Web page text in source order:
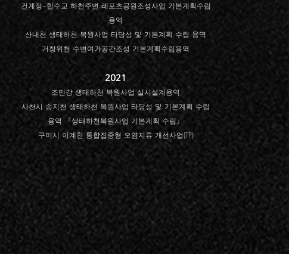
건계정~합수교 하천주변 레포츠공원조성사업 기본계획수립
용역
산내천 생태하천 복원사업 타당성 및 기본계획 수립 용역
거창위천 수변여가공간조성 기본계획수립용역
2021
조만강 생태하천 복원사업 실시설계용역
사천시 송지천 생태하천 복원사업 타당성 및 기본계획 수립
용역 『생태하천복원사업 기본계획 수립』
​구미시 이계천 통합집중형 오염지류 개선사업(TP)